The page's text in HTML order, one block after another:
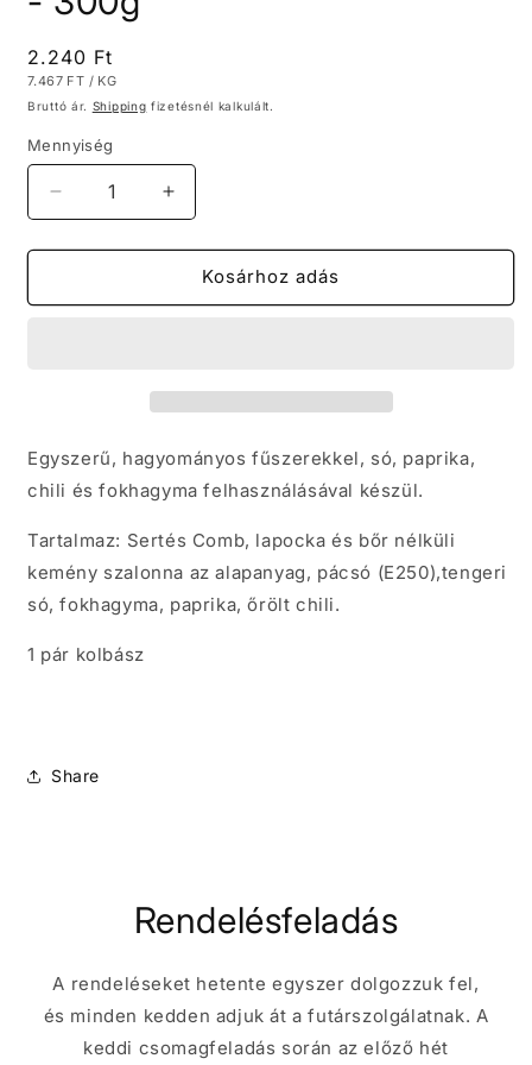
Általános
ár
2.240 Ft
MENNYISÉGI
7.467 FT / PER
KG
Bruttó ár. Shipping fizetésnél kalkulált.
Mennyiség
Mennyiség
csökkentése
FÜSTÖLT
KOLBÁSZ
Mennyiség
növelése
FÜSTÖLT
CSÍPŐS
KOLBÁSZ
Kosárhoz adás
Egyszerű, hagyományos fűszerekkel, só, paprika,
chili és fokhagyma felhasználásával készül.
Tartalmaz: Sertés Comb, lapocka és bőr nélküli
kemény szalonna az alapanyag, pácsó (E250),tengeri
só, fokhagyma, paprika, őrölt chili.
1 pár kolbász
Share
Rendelésfeladás
A rendeléseket hetente egyszer dolgozzuk fel,
és minden kedden adjuk át a futárszolgálatnak. A
keddi csomagfeladás során az előző hét